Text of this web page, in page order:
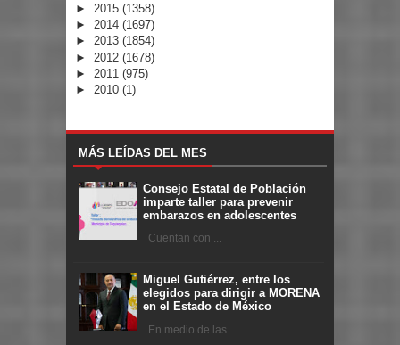
► 2015 (1358)
► 2014 (1697)
► 2013 (1854)
► 2012 (1678)
► 2011 (975)
► 2010 (1)
MÁS LEÍDAS DEL MES
Consejo Estatal de Población
imparte taller para prevenir
embarazos en adolescentes
Cuentan con ...
Miguel Gutiérrez, entre los
elegidos para dirigir a MORENA
en el Estado de México
En medio de las ...